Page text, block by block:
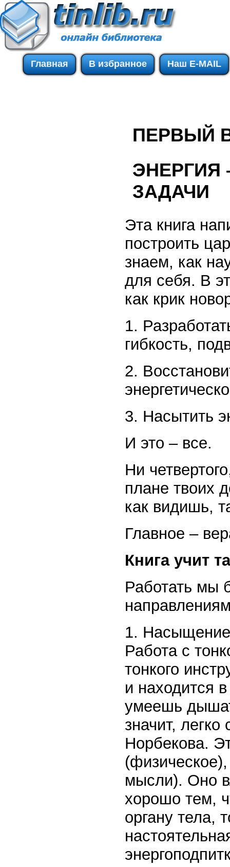
Главная В избранное Наш E-MAIL
ПЕРВЫЙ
ЗАДАЧИ
Эта книга
построить
знаем, как
для себя. В
как крик
1.
гибкость,
2.
3. Насытить
И это – все.
Ни
плане твоих
как видишь,
Главное –
Книга учит
Работать мы
1. Насыщение
Работа с
тонкого
и находится
умеешь
значит,
Норбекова.
мысли). Оно
хорошо тем,
органу тела,